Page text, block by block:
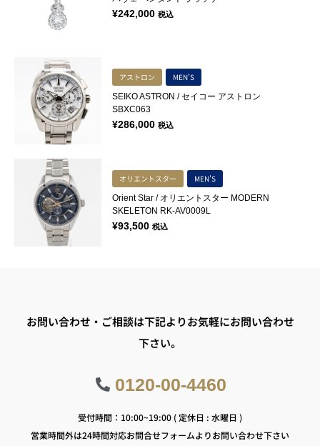
¥242,000 税込
アストロン MEN'S
SEIKO ASTRON / セイコー アストロン
SBXC063
¥286,000 税込
オリエントスター MEN'S
Orient Star / オリエントスター MODERN
SKELETON RK-AV0009L
¥93,500 税込
お問い合わせ・ご相談は下記よりお気軽にお問い合わせ
下さい。
0120-00-4460
受付時間：10:00~19:00 ( 定休日 : 水曜日 )
営業時間外は24時間対応お問合せフォームよりお問い合わせ下さい